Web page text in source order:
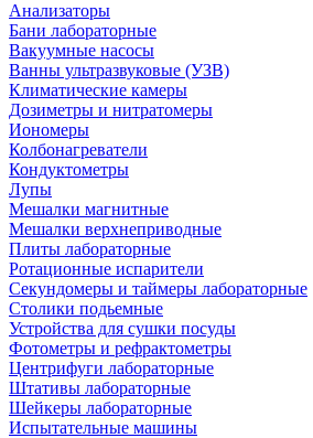
Анализаторы
Бани лабораторные
Вакуумные насосы
Ванны ультразвуковые (УЗВ)
Климатические камеры
Дозиметры и нитратомеры
Иономеры
Колбонагреватели
Кондуктометры
Лупы
Мешалки магнитные
Мешалки верхнеприводные
Плиты лабораторные
Ротационные испарители
Секундомеры и таймеры лабораторные
Столики подьемные
Устройства для сушки посуды
Фотометры и рефрактометры
Центрифуги лабораторные
Штативы лабораторные
Шейкеры лабораторные
Испытательные машины